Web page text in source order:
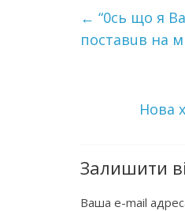
← “0сь що я
поставuв на
Нова
Залишити
Ваша e-mail